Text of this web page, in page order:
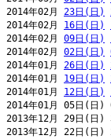
2014年02月 23日(日)
2014年02月 16日(日)
2014年02月 09日(日)
2014年02月 02日(日)
2014年01月 26日(日)
2014年01月 19日(日)
2014年01月 12日(日)
2014年01月 05日(
2013年12月 29日(
2013年12月 22日(